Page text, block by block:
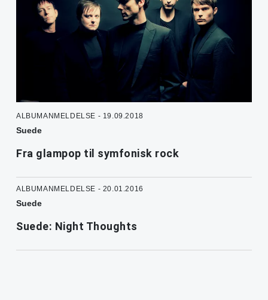
ALBUMANMELDELSE - 19.09.2018
Suede
Fra glampop til symfonisk rock
ALBUMANMELDELSE - 20.01.2016
Suede
Suede: Night Thoughts